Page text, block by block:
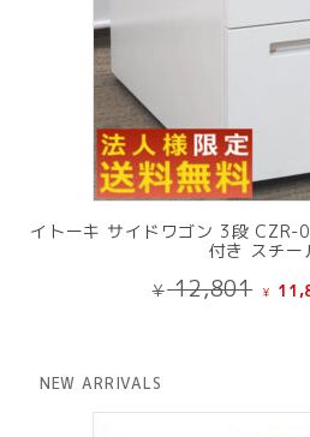
イトーキ サイドワゴン 3段
付き スチー
¥12,801
元
¥
NEW ARRIVALS